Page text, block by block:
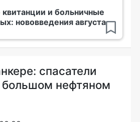
и больничные
нововведения августа
спасатели
нефтяном